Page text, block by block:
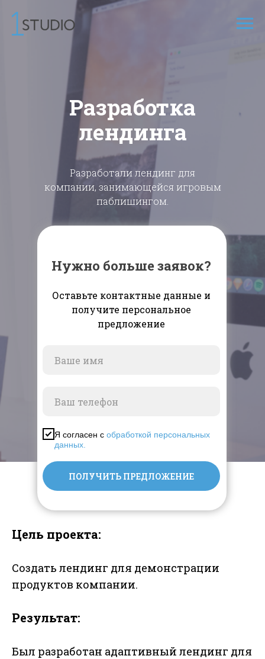
Разработка
лендинга
Разработали лендинг для
компании, занимающейся игровым
паблишингом.
Нужно больше заявок?
Оставьте контактные данные и
получите персональное
предложение
Я согласен с обработкой персональных
данных.
ПОЛУЧИТЬ ПРЕДЛОЖЕНИЕ
Цель проекта:
Создать лендинг для демонстрации
продуктов компании.
Результат:
Был разработан адаптивный лендинг для